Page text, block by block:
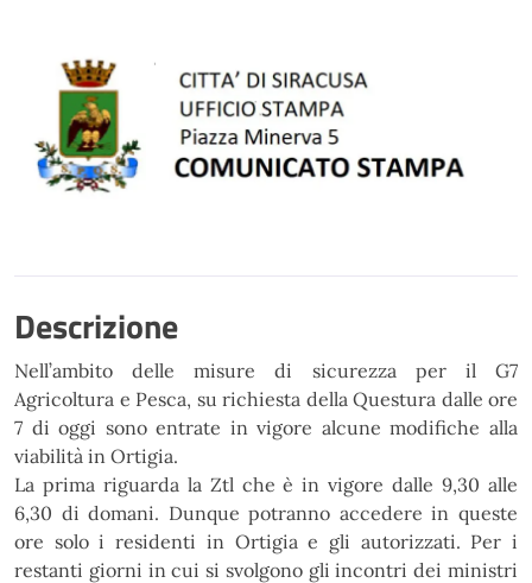
Descrizione
Nell’ambito delle misure di sicurezza per il G7
Agricoltura e Pesca, su richiesta della Questura dalle ore
7 di oggi sono entrate in vigore alcune modifiche alla
viabilità in Ortigia.
La prima riguarda la Ztl che è in vigore dalle 9,30 alle
6,30 di domani. Dunque potranno accedere in queste
ore solo i residenti in Ortigia e gli autorizzati. Per i
restanti giorni in cui si svolgono gli incontri dei ministri